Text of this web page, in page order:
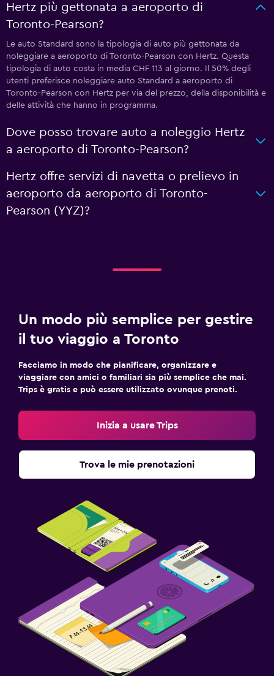
Hertz più gettonata a aeroporto di
Toronto-Pearson?
Le auto Standard sono la tipologia di auto più gettonata da
noleggiare a aeroporto di Toronto-Pearson con Hertz. Questa
tipologia di auto costa in media CHF 113 al giorno. Il 50% degli
utenti preferisce noleggiare auto Standard a aeroporto di
Toronto-Pearson con Hertz per via del prezzo, della disponibilità e
delle attività che hanno in programma.
Dove posso trovare auto a noleggio Hertz
a aeroporto di Toronto-Pearson?
Hertz offre servizi di navetta o prelievo in
aeroporto da aeroporto di Toronto-
Pearson (YYZ)?
Un modo più semplice per gestire
il tuo viaggio a Toronto
Facciamo in modo che pianificare, organizzare e
viaggiare con amici o familiari sia più semplice che mai.
Trips è gratis e può essere utilizzato ovunque prenoti.
Inizia a usare Trips
Trova le mie prenotazioni